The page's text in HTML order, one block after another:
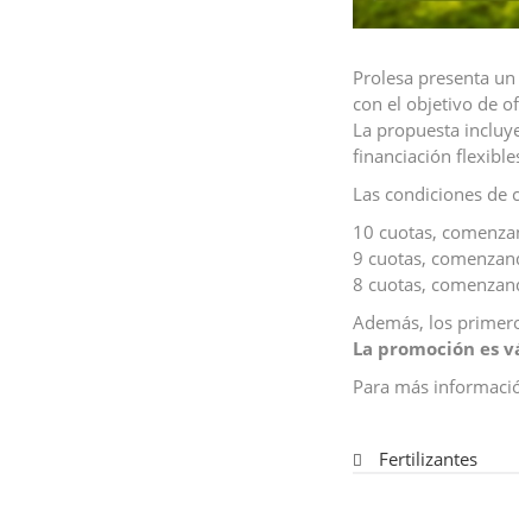
Prolesa presenta
con el objetivo de
La propuesta
financiación
Las condiciones
10 cuotas,
9 cuotas,
8 cuotas,
Además, los
La promoción es
Para más
Fertilizantes